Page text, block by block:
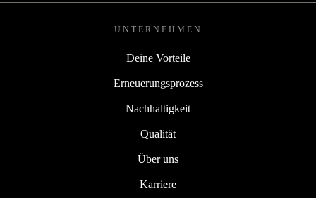
UNTERNEHMEN
Deine Vorteile
Erneuerungsprozess
Nachhaltigkeit
Qualität
Über uns
Karriere